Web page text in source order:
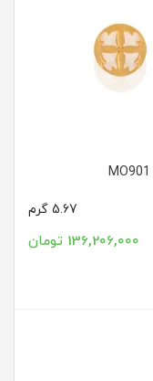
136,206,000 تومان